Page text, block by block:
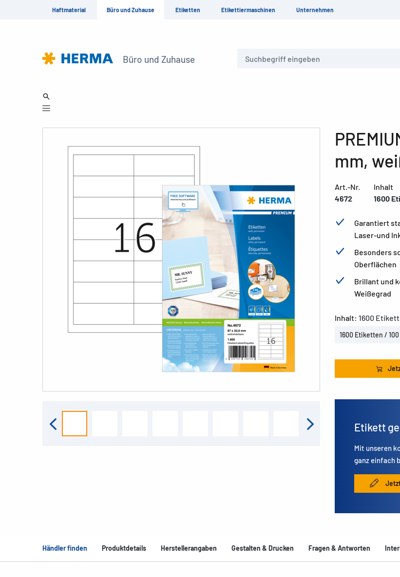
Haftmaterial Büro und Zuhause Etiketten Etikettiermaschinen Unternehmen
Büro und Zuhause
mm,
Art.-Nr.
4672
Inhalt
1600
Garantiert
Laser-und
Besonders
Oberflächen
Brillant und
Weißegrad
Inhalt: 1600
1600 Etiketten /
Etikett
Mit unseren
ganz einfach
Händler finden Produktdetails Herstellerangaben Gestalten & Drucken Fragen & Antworten